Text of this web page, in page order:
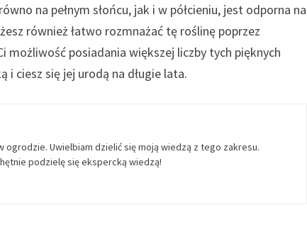
na pełnym słońcu, jak i w półcieniu, jest odporna na
również łatwo rozmnażać tę roślinę poprzez
możliwość posiadania większej liczby tych pięknych
i ciesz się jej urodą na długie lata.
Uwielbiam dzielić się moją wiedzą z tego zakresu.
podzielę się ekspercką wiedzą!